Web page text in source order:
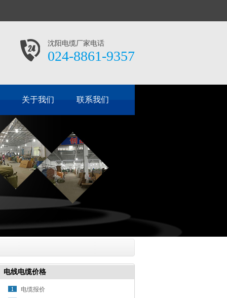
沈阳电缆厂家电话
024-8861-9357
关于我们 联系我们
电线电缆价格
电缆报价